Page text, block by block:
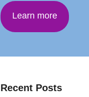
Learn more
Recent Posts